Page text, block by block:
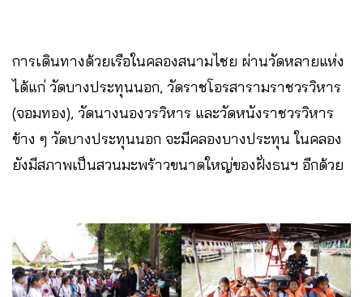
การเดินทางด้วยเรือในคลองสนามไชย ผ่านวัดหลายแห่ง
ได้แก่ วัดบางประทุนนอก, วัดราชโอรสารามราชวรวิหาร
(จอมทอง), วัดนางนองวรวิหาร และวัดหนังราชวรวิหาร
ข้าง ๆ วัดบางประทุนนอก จะมีคลองบางประทุน ในคลอง
ยังมีสภาพเป็นสวนมะพร้าวขนาดใหญ่ของฝั่งธนฯ อีกด้วย